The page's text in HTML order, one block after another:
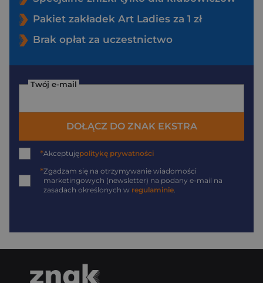
Pakiet zakładek Art Ladies za 1 zł
Brak opłat za uczestnictwo
Twój e-mail
DOŁĄCZ DO ZNAK EKSTRA
*Akceptujępolitykę prywatności
*Zgadzam się na otrzymywanie wiadomości
marketingowych (newsletter) na podany e-mail na
zasadach określonych w regulaminie